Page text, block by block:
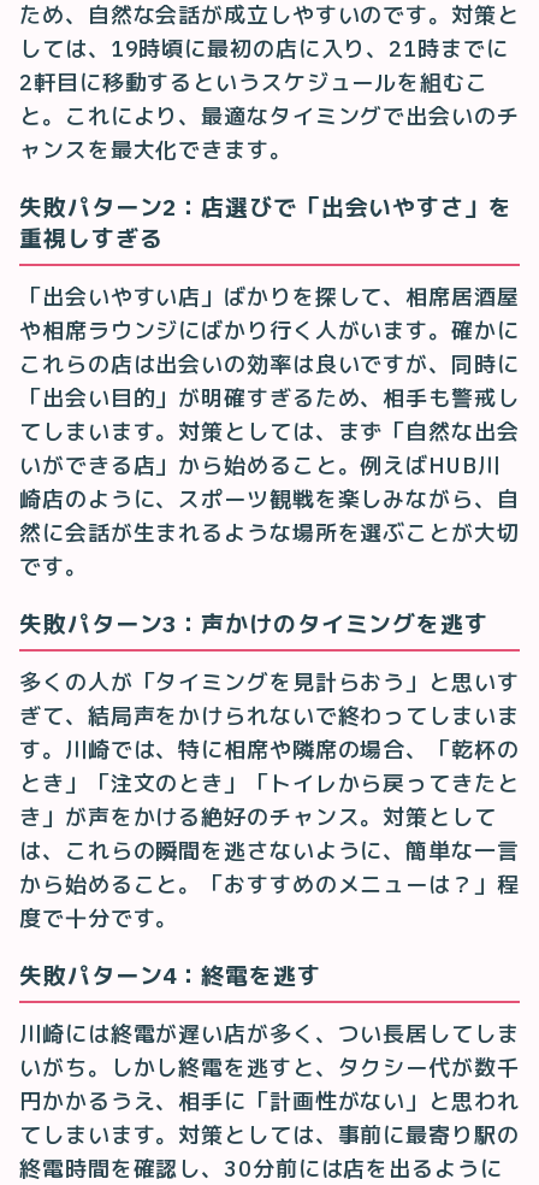
ため、自然な会話が成立しやすいのです。対策と
しては、19時頃に最初の店に入り、21時までに
2軒目に移動するというスケジュールを組むこ
と。これにより、最適なタイミングで出会いのチ
ャンスを最大化できます。
失敗パターン2：店選びで「出会いやすさ」を
重視しすぎる
「出会いやすい店」ばかりを探して、相席居酒屋
や相席ラウンジにばかり行く人がいます。確かに
これらの店は出会いの効率は良いですが、同時に
「出会い目的」が明確すぎるため、相手も警戒し
てしまいます。対策としては、まず「自然な出会
いができる店」から始めること。例えばHUB川
崎店のように、スポーツ観戦を楽しみながら、自
然に会話が生まれるような場所を選ぶことが大切
です。
失敗パターン3：声かけのタイミングを逃す
多くの人が「タイミングを見計らおう」と思いす
ぎて、結局声をかけられないで終わってしまいま
す。川崎では、特に相席や隣席の場合、「乾杯の
とき」「注文のとき」「トイレから戻ってきたと
き」が声をかける絶好のチャンス。対策として
は、これらの瞬間を逃さないように、簡単な一言
から始めること。「おすすめのメニューは？」程
度で十分です。
失敗パターン4：終電を逃す
川崎には終電が遅い店が多く、つい長居してしま
いがち。しかし終電を逃すと、タクシー代が数千
円かかるうえ、相手に「計画性がない」と思われ
てしまいます。対策としては、事前に最寄り駅の
終電時間を確認し、30分前には店を出るように